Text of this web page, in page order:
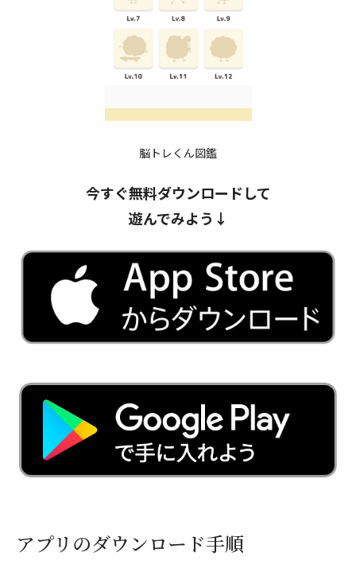
脳トレくん図鑑
今すぐ無料ダウンロードして
遊んでみよう↓
アプリのダウンロード手順